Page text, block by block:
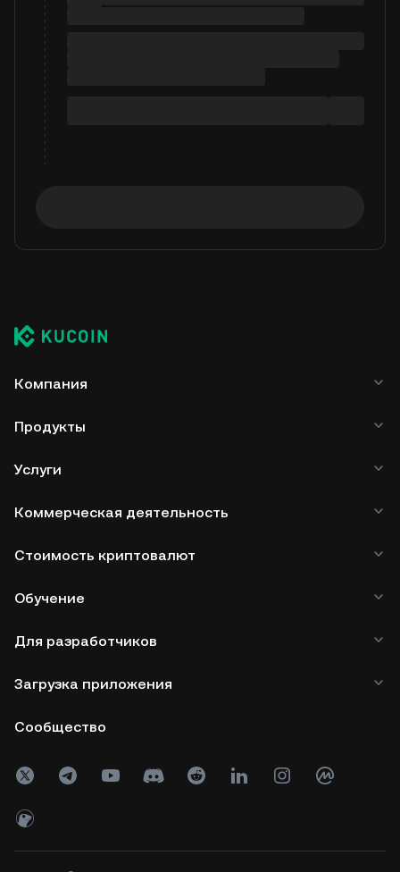
Компания
Продукты
Услуги
Коммерческая деятельность
Стоимость криптовалют
Обучение
Для разработчиков
Загрузка приложения
Сообщество